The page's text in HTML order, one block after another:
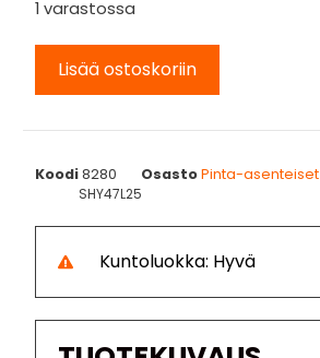
1 varastossa
Lisää ostoskoriin
Koodi8280 OsastoPinta-
SHY47L25
Kuntoluokka: Hyvä